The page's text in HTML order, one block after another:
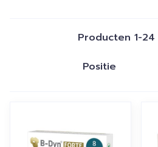
Producten 1-24
Sorteer op: